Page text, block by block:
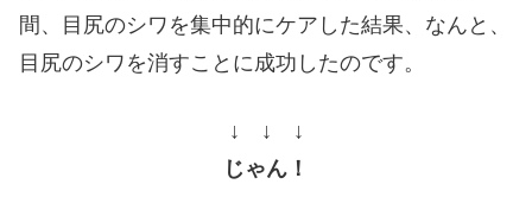
間、目尻のシワを集中的にケアした結果、なんと、
目尻のシワを消すことに成功したのです。
↓ ↓ ↓
じゃん！